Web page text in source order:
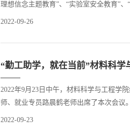
理想信念主题教育”、“实验室安全教育”
健康心理“和“心理健康教育”等专题开展
2022-09-26
“勤工助学，就在当前”材料科学
2022年9月23日中午，材料科学与工程学
师、就业专员路晨鹤老师出席了本次会
确的就业意识，结合自身优势与短板，尽
2022-09-23